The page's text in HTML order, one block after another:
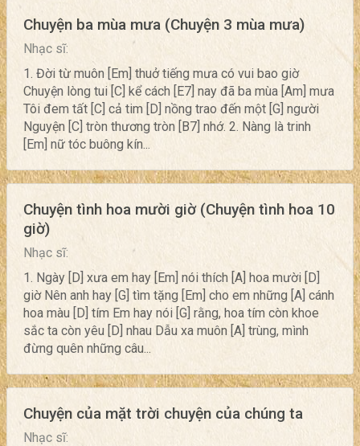
Chuyện ba mùa mưa (Chuyện 3 mùa mưa)
Nhạc sĩ:
1. Đời từ muôn [Em] thuở tiếng mưa có vui bao giờ
Chuyện lòng tui [C] kể cách [E7] nay đã ba mùa [Am] mưa
Tôi đem tất [C] cả tim [D] nồng trao đến một [G] người
Nguyện [C] tròn thương tròn [B7] nhớ. 2. Nàng là trinh
[Em] nữ tóc buông kín...
Chuyện tình hoa mười giờ (Chuyện tình hoa 10
giờ)
Nhạc sĩ:
1. Ngày [D] xưa em hay [Em] nói thích [A] hoa mười [D]
giờ Nên anh hay [G] tìm tặng [Em] cho em những [A] cánh
hoa màu [D] tím Em hay nói [G] rằng, hoa tím còn khoe
sắc ta còn yêu [D] nhau Dẫu xa muôn [A] trùng, mình
đừng quên những câu...
Chuyện của mặt trời chuyện của chúng ta
Nhạc sĩ: